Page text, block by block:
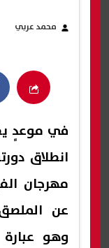
محمد عربي
في موعدٍ
انطلاق
مهرجان
عن
وهو